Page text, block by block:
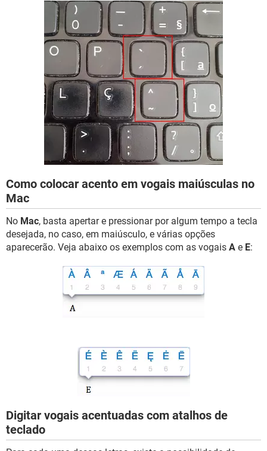
Como colocar acento em vogais maiúsculas no
Mac
No Mac, basta apertar e pressionar por algum tempo a tecla
desejada, no caso, em maiúsculo, e várias opções
aparecerão. Veja abaixo os exemplos com as vogais A e E:
Digitar vogais acentuadas com atalhos de
teclado